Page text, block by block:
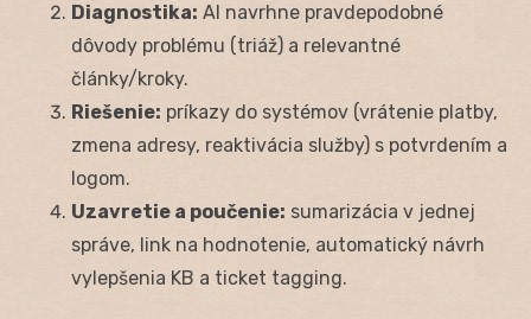
Diagnostika: AI navrhne pravdepodobné
dôvody problému (triáž) a relevantné
články/kroky.
Riešenie: príkazy do systémov (vrátenie platby,
zmena adresy, reaktivácia služby) s potvrdením a
logom.
Uzavretie a poučenie: sumarizácia v jednej
správe, link na hodnotenie, automatický návrh
vylepšenia KB a ticket tagging.